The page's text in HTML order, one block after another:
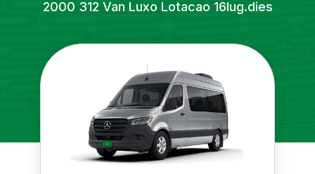
2000 312 Van Luxo Lotacao 16lug.dies